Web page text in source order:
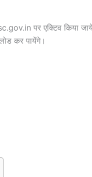
पर एक्टिव किया
कर पायेंगे।